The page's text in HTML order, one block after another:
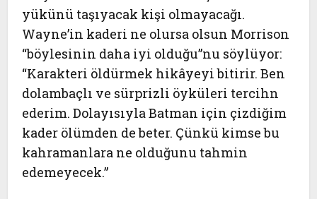
yükünü taşıyacak kişi olmayacağı.
Wayne’in kaderi ne olursa olsun Morrison
“böylesinin daha iyi olduğu”nu söylüyor:
“Karakteri öldürmek hikâyeyi bitirir. Ben
dolambaçlı ve sürprizli öyküleri tercihn
ederim. Dolayısıyla Batman için çizdiğim
kader ölümden de beter. Çünkü kimse bu
kahramanlara ne olduğunu tahmin
edemeyecek.”